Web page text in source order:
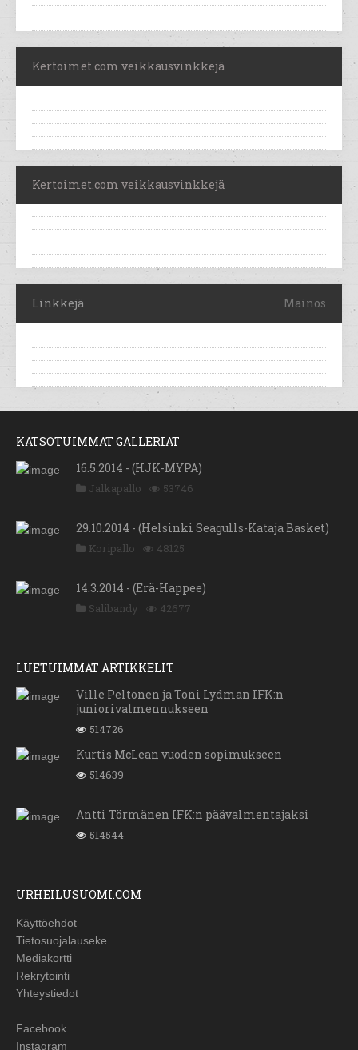
Kertoimet.com veikkausvinkkejä
Kertoimet.com veikkausvinkkejä
Linkkejä Mainos
KATSOTUIMMAT GALLERIAT
16.5.2014 - (HJK-MYPA)
Jalkapallo 53746
29.10.2014 - (Helsinki Seagulls-Kataja Basket)
Koripallo 48125
14.3.2014 - (Erä-Happee)
Salibandy 42677
LUETUIMMAT ARTIKKELIT
Ville Peltonen ja Toni Lydman IFK:n
juniorivalmennukseen
514726
Kurtis McLean vuoden sopimukseen
514639
Antti Törmänen IFK:n päävalmentajaksi
514544
URHEILUSUOMI.COM
Käyttöehdot
Tietosuojalauseke
Mediakortti
Rekrytointi
Yhteystiedot
Facebook
Instagram